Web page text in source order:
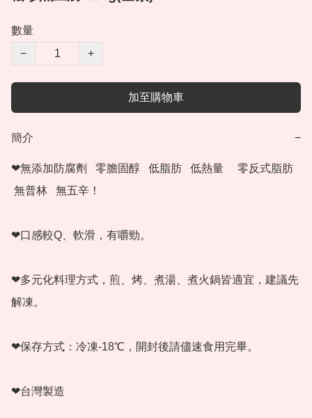
數量
−
+
加至購物車
簡介 −
❤無添加防腐劑   零膽固醇   低脂肪   低熱量　 零反式脂肪
無普林   無五辛！
❤口感較Q、軟滑，有嚼勁。
❤多元化料理方式，煎、烤、煮湯、煮火鍋皆適宜，建議先
解凍。
❤保存方式：冷凍-18℃，開封後請儘速食用完畢。
❤台灣製造